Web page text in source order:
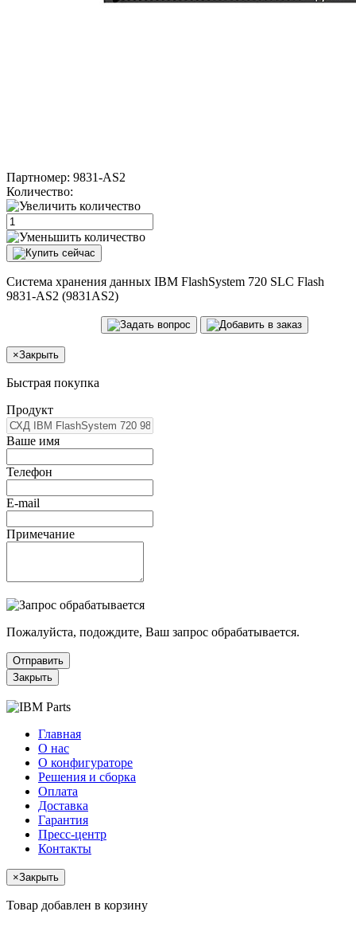
Партномер: 9831-AS2
Количество:
Система хранения данных IBM FlashSystem 720 SLC Flash
9831-AS2 (9831AS2)
×Закрыть
Быстрая покупка
Продукт
Ваше имя
Телефон
E-mail
Примечание
Пожалуйста, подождите, Ваш запрос обрабатывается.
Отправить
Закрыть
Главная
О нас
О конфигураторе
Решения и сборка
Оплата
Доставка
Гарантия
Пресс-центр
Контакты
×Закрыть
Товар добавлен в корзину